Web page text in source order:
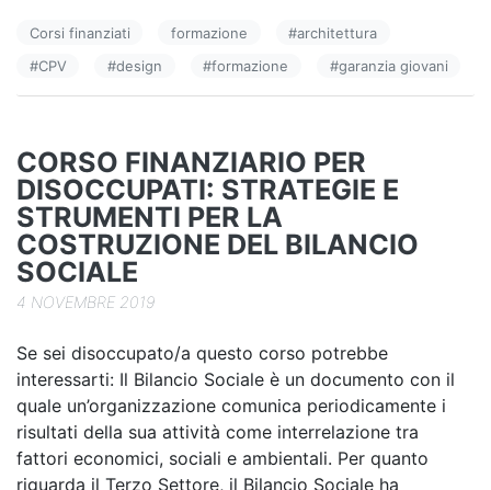
b
o
k
dI
n
vi
di
Corsi finanziati formazione #architettura
#CPV #design #formazione #garanzia giovani
CORSO FINANZIARIO PER
DISOCCUPATI: STRATEGIE E
STRUMENTI PER LA
COSTRUZIONE DEL BILANCIO
SOCIALE
4 NOVEMBRE 2019
Se sei disoccupato/a questo corso potrebbe
interessarti: Il Bilancio Sociale è un documento con il
quale un’organizzazione comunica periodicamente i
risultati della sua attività come interrelazione tra
fattori economici, sociali e ambientali. Per quanto
riguarda il Terzo Settore, il Bilancio Sociale ha